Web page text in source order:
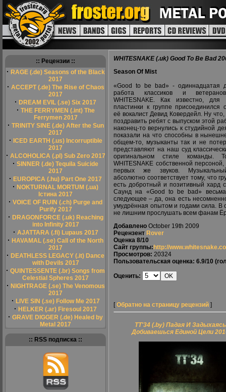
:: Рецензии ::
· RAGE (.de) Seasons of the Black
2017
· ACCEPT (.de) The Rise of Chaos
2017
· DREAM EVIL (.se) Six 2017
· THE FERRYMEN (.int) The
Ferrymen 2017
· TRINITY SINE (.de) After the Sun
2017
· ICED EARTH (.us) Incorruptible
2017
· ALCOHOLICA (.pl) Sub Zero 2017
· SINNER (.de) Tequila Suicide
2017
· EUROPICA (.hu) Part One 2017
· NOKTURNAL MORTUM (.ua)
Істина 2017
· VOICE OF RUIN (.ch) Purge and
Purify 2017
· DRAGONFORCE (.uk) Reaching
into Infinity 2017
· AJATTARA (.fi) Lupaus 2017
· HAVAMAL (.se) Call of the North
2017
· DEATHLESS LEGACY (.it) Dance
with Devils 2017
· QUINTESSENTE (.br) Songs from
Celestial Spheres 2017
· NIGHTRAGE (.se) The Venomous
2017
· LIVE SIN (.se) Follow Me 2017
· HELKER (.ar) Firesoul 2017
· GRAVE DIGGER (.de) Healed by
Metal 2017
:: RSS подписка ::
WHITESNAKE (.uk) Good To Be Bad
Season Of Mist
«Good to be bad» - одиннадцатая
работа классиков и
WHITESNAKE. Как известно, для
пластинки к группе присоединился
её вокалист Девид Ковердейл. Ну что,
поздравить ребят с выпуском этой
наконец-то вернулись к студийной
показали на что способны в
общем-то, музыканты так и не
представляют на наш суд
оригинальном стиле команды.
WHITESNAKE собственной
первых же звуков.
абсолютно соответствует тому, что
есть добротный и позитивный хард
Саунд на «Good to be bad» весьма
следующее – да, она есть
умудрённая опытом и годами сила. В
не лишним прослушать всем фанам
Добавлено October 19th 2009
Рецензент Rover
Оценка 8/10
Сайт группы: http://
Просмотров: 20324
Пользовательская оценка: 6.9/10
Оценить:
[Обратно на страницу рецензий ]
ТТ'34 (.by) Падая И Задыхаясь
Добиваешься Единой Цели